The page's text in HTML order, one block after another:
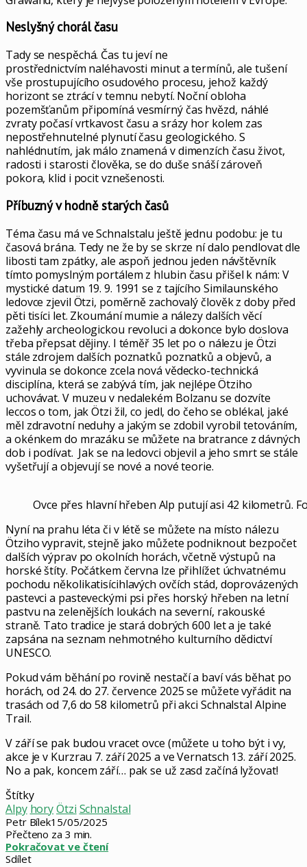
Neslyšný chorál času
Tady se nespěchá. Čas tu jeví ne
prostřednictvím naléhavosti minut a termínů, ale tušení
vše prostupujícího osudového procesu, jehož každý
horizont se ztrácí v temnu nebytí. Noční obloha
pozemšťanům připomíná vesmírný čas hvězd, náhlé
zvraty počasí vrtkavost času a srázy hor kolem zas
nepostřehnutelné plynutí času geologického. S
nahlédnutím, jak málo znamená v dimenzích času život,
radosti i starosti člověka, se do duše snáší zároveň
pokora, klid i pocit vznešenosti.
Příbuzný v hodně starých časů
Téma času má ve Schnalstalu ještě jednu podobu: je tu
časová brána. Tedy ne že by se skrze ní dalo pendlovat dle
libosti tam zpátky, ale aspoň jednou jeden návštěvník
tímto pomyslným portálem z hlubin času přišel k nám: V
mystické datum 19. 9. 1991 se z tajícího Similaunského
ledovce zjevil Ötzi, poměrně zachovalý člověk z doby před
pěti tisíci let. Zkoumání mumie a nálezy dalších věcí
zažehly archeologickou revoluci a dokonce bylo doslova
třeba přepsat dějiny. I téměř 35 let po o nálezu je Ötzi
stále zdrojem dalších poznatků poznatků a objevů, a
vyvinula se dokonce zcela nová vědecko-technická
disciplína, která se zabývá tím, jak nejlépe Ötziho
uchovávat. V muzeu v nedalekém Bolzanu se dozvíte
leccos o tom, jak Ötzi žil, co jedl, do čeho se oblékal, jaké
měl zdravotní neduhy a jakým se zdobil vyrobil tetováním,
a okénkem do mrazáku se můžete na bratrance z dávných
dob i podívat. Jak se na ledovci objevil a jeho smrt se stále
vyšetřují a objevují se nové a nové teorie.
Ovce přes hlavní hřeben Alp putují asi 42 kilometrů.
Nyní na prahu léta či v létě se můžete na místo nálezu
Ötziho vypravit, stejně jako můžete podniknout bezpočet
dalších výprav po okolních horách, včetně výstupů na
horské štíty. Počátkem června lze přihlížet úchvatnému
pochodu několikatisícihlavých ovčích stád, doprovázených
pastevci a pasteveckými psi přes horský hřeben na letní
pastvu na zelenějších loukách na severní, rakouské
straně. Tato tradice je stará dobrých 600 let a je také
zapsána na seznam nehmotného kulturního dědictví
UNESCO.
Pokud vám běhání po rovině nestačí a baví vás běhat po
horách, od 24. do 27. července 2025 se můžete vyřádit na
trasách od 7,6 do 58 kilometrů při akci Schnalstal Alpine
Trail.
V září se pak budou vracet ovce (můžete u toho být i vy,
akce je v Kurzrau 7. září 2025 a ve Vernatsch 13. září 2025.
No a pak, koncem září… pak se už zasd začíná lyžovat!
Štítky
Alpy horyÖtzi Schnalstal
Petr Bílek15/05/2025
Přečteno za 3 min.
Pokračovat ve čtení
Sdílet